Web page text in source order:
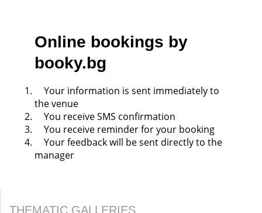
Online bookings by
booky.bg
Your information is sent immediately to
the venue
You receive SMS confirmation
You receive reminder for your booking
Your feedback will be sent directly to the
manager
THEMATIC GALLERIES